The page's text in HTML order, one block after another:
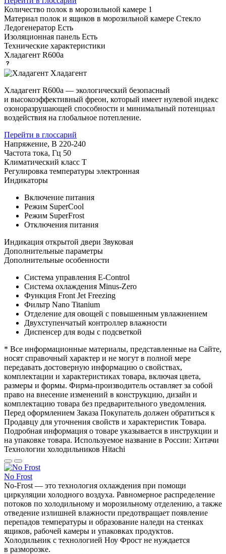
Количество полок в морозильной камере 1
Материал полок и ящиков в морозильной камере Стекло
Ледогенератор Есть
Изоляционная панель Есть
Технические характеристики
Хладагент R600a
Хладагент
Хладагент R600a — экологический безопасный
и высокоэффективный фреон, который имеет нулевой индекс
озоноразрушающей способности и минимальный потенциал
воздействия на глобальное потепление.
Перейти в глоссарий
Напряжение, В 220-240
Частота тока, Гц 50
Климатический класс T
Регулировка температуры электронная
Индикаторы
Включение питания
Режим SuperCool
Режим SuperFrost
Отключения питания
Индикация открытой двери Звуковая
Дополнительные параметры
Дополнительные особенности
Система управления E-Control
Система охлаждения Minus-Zero
Функция Front Jet Freezing
Фильтр Nano Titanium
Отделение для овощей с повышенным увлажнением
Двухступенчатый контроллер влажности
Диспенсер для воды с подсветкой
* Все информационные материалы, представленные на Сайте,
носят справочный характер и не могут в полной мере
передавать достоверную информацию о свойствах,
комплектации и характеристиках товара, включая цвета,
размеры и формы. Фирма-производитель оставляет за собой
право на внесение изменений в конструкцию, дизайн и
комплектацию товара без предварительного уведомления.
Перед оформлением Заказа Покупатель должен обратиться к
Продавцу для уточнения свойств и характеристик Товара.
Подробная информация о товаре указывается в инструкции и
на упаковке товара. Используемое название в России: Хитачи
Технологии холодильников Hitachi
No Frost
No-Frost — это технология охлаждения при помощи
циркуляции холодного воздуха. Равномерное распределение
потоков по холодильному и морозильному отделению, а также
отведение излишней влажности предотвращает появление
перепадов температуры и образование наледи на стенках
ящиков, рабочей камеры и упаковках продуктов.
Холодильник с технологией Ноу Фрост не нуждается
в разморозке.